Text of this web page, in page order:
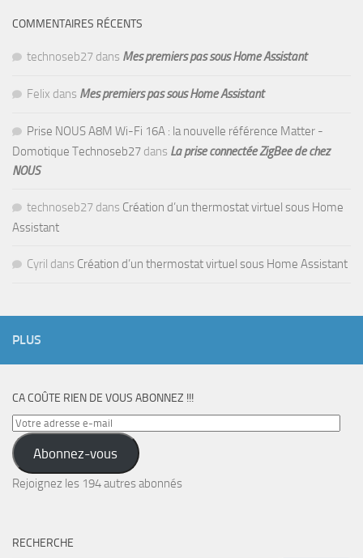
COMMENTAIRES RÉCENTS
technoseb27 dans Mes premiers pas sous Home Assistant
Felix dans Mes premiers pas sous Home Assistant
Prise NOUS A8M Wi-Fi 16A : la nouvelle référence Matter -
Domotique Technoseb27 dans La prise connectée ZigBee de chez
NOUS
technoseb27 dans Création d’un thermostat virtuel sous Home
Assistant
Cyril dans Création d’un thermostat virtuel sous Home Assistant
PLUS
CA COÛTE RIEN DE VOUS ABONNEZ !!!
Votre
adresse
e-
mail
Abonnez-vous
Rejoignez les 194 autres abonnés
RECHERCHE